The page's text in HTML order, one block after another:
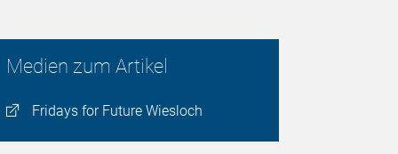
Medien zum Artikel
Fridays for Future Wiesloch